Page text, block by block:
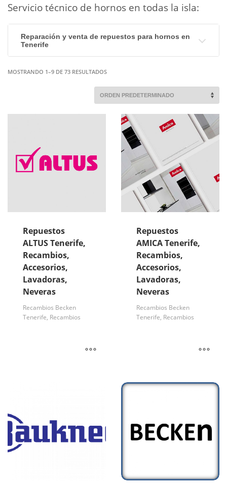
Servicio técnico de hornos en todas la isla:
Reparación y venta de repuestos para hornos en
Tenerife
MOSTRANDO 1–9 DE 73 RESULTADOS
Repuestos
ALTUS Tenerife,
Recambios,
Accesorios,
Lavadoras,
Neveras
Recambios Becken
Tenerife, Recambios
Repuestos
AMICA Tenerife,
Recambios,
Accesorios,
Lavadoras,
Neveras
Recambios Becken
Tenerife, Recambios